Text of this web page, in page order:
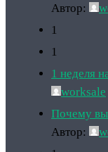
Автор:
1
1
1 неделя
worksale
Почему
Автор: